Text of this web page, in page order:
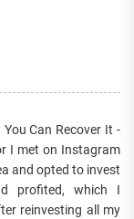
Can Recover It -
I met on Instagram
and opted to invest
profited, which I
reinvesting all my